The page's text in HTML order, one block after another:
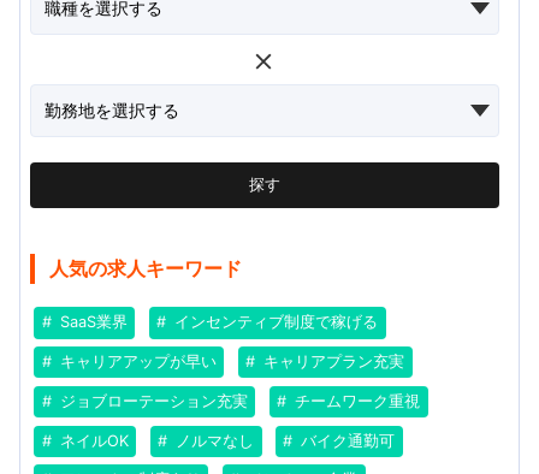
探す
人気の求人キーワード
SaaS業界 インセンティブ制度で稼げる
キャリアアップが早い キャリアプラン充実
ジョブローテーション充実 チームワーク重視
ネイルOK ノルマなし バイク通勤可